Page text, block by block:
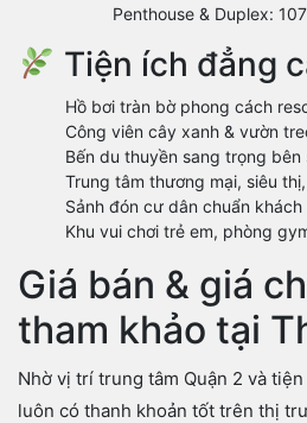
Penthouse & Duplex:
Tiện ích đẳng
Hồ bơi tràn bờ phong cách
Công viên cây xanh & vườn
Bến du thuyền sang trọng bên
Trung tâm thương mại, siêu
Sảnh đón cư dân chuẩn khách
Khu vui chơi trẻ em, phòng
Giá bán & giá
tham khảo tại
Nhờ vị trí trung tâm Quận 2 và
luôn có thanh khoản tốt trên thị